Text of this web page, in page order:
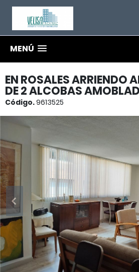
MENÚ
EN ROSALES ARRIENDO
DE 2 ALCOBAS
Código.9613525